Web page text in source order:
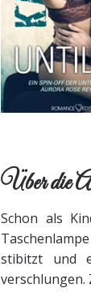
Schon als
stibitzt und
verschlungen.
Über die